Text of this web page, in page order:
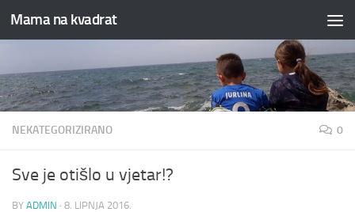
Skip to content
Mama na kvadrat
NEKATEGORIZIRANO 0
Sve je otišlo u vjetar!?
BY ADMIN · 8. LIPNJA 2016.